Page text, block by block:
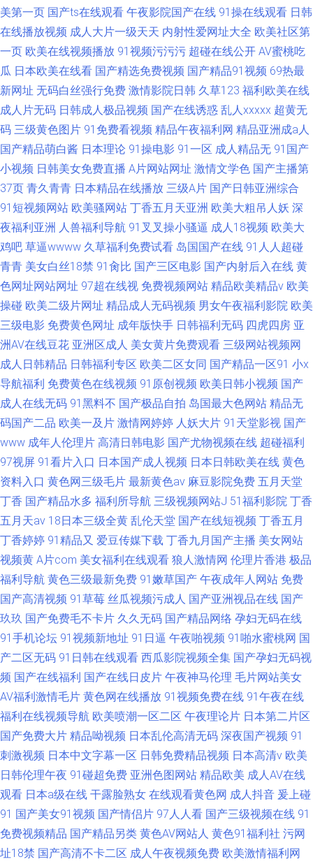
美第一页 国产ts在线观看 午夜影院国产在线 91操在线观看 日韩
在线播放视频 成人大片一级天天 内射性爱网址大全 欧美社区第
一页 欧美在线视频播放 91视频污污污 超碰在线公开 AV蜜桃吃
瓜 日本欧美在线看 国产精选免费视频 国产精品91视频 69热最
新网址 无码白丝强行免费 激情影院日韩 久草123 福利欧美在线
成人片无码 日韩成人极品视频 国产在线诱惑 乱人xxxxx 超黄无
码 三级黄色图片 91免费看视频 精品午夜福利网 精品亚洲成a人
国产精品萌白酱 日本理论 91操电影 91一区 成人精品无 91国产
小视频 日韩美女免费直播 A片网站网址 激情文学色 国产主播第
37页 青久青青 日本精品在线播放 三级A片 国产日韩亚洲综合
91短视频网站 欧美骚网站 丁香五月天亚洲 欧美大粗吊人妖 深
夜福利亚洲 人兽福利导航 91叉叉操小骚逼 成人18视频 欧美大
鸡吧 草逼wwww 久草福利免费试看 岛国国产在线 91人人超碰
青青 美女白丝18禁 91肏比 国产三区电影 国产内射后入在线 黄
色网址网站网址 97超在线视 免费视频网站 精品欧美精品v 欧美
操碰 欧美二级片网址 精品成人无码视频 男女午夜福利影院 欧美
三级电影 免费黄色网址 成年版快手 日韩福利无码 四虎四房 亚
洲AV在线豆花 亚洲区成人 美女黄片免费观看 三级网站视频网
成人日韩精品 日韩福利专区 欧美二区女同 国产精品一区91 小x
导航福利 免费黄色在线视频 91原创视频 欧美日韩小视频 国产
成人在线无码 91黑料不 国产极品自拍 岛国最大色网站 精品无
码国产二品 欧美一及片 激情网婷婷 人妖大片 91天堂影视 国产
www 成年人伦理片 高清日韩电影 国产尤物视频在线 超碰福利
97视屏 91看片入口 日本国产成人视频 日本日韩欧美在线 黄色
资料入口 黄色网三级毛片 最新黄色av 麻豆影院免费 五月天堂
丁香 国产精品水多 福利所导航 三级视频网站J 51福利影院 丁香
五月天av 18日本三级全黄 乱伦天堂 国产在线短视频 丁香五月
丁香婷婷 91精品又 爱豆传媒下载 丁香九月国产主播 美女网站
视频黄 A片com 美女福利在线观看 狼人激情网 伦理片香港 极品
福利导航 黄色三级最新免费 91嫩草国产 午夜成年人网站 免费
国产高清视频 91草莓 丝瓜视频污成人 国产亚洲视品在线 国产
玖玖 国产免费毛不卡片 久久无码 国产精品网络 孕妇无码在线
91手机论坛 91视频新地址 91日逼 午夜啪视频 91啪水蜜桃网 国
产二区无码 91日韩在线观看 西瓜影院视频全集 国产孕妇无码视
频 国产在线福利 国产在线日皮片 午夜神马伦理 毛片网站美女
AV福利激情毛片 黄色网在线播放 91视频免费在线 91午夜在线
福利在线视频导航 欧美喷潮一区二区 午夜理论片 日本第二片区
国产免费大片 精品呦视频 日本乱伦高清无码 深夜国产视频 91
刺激视频 日本中文字幕一区 日韩免费精品视频 日本高清v 欧美
日韩伦理午夜 91碰超免费 亚洲色图网站 精品欧美 成人AV在线
观看 日本a级在线 干露脸熟女 在线观看黄色网 成人抖音 爰上碰
91 国产美女91视频 国产情侣片 97人人看 国产三级视频在线 91
免费视频精品 国产精品另类 黄色AV网站人 黄色91福利社 污网
址18禁 国产高清不卡二区 成人午夜视频免费 欧美激情福利网